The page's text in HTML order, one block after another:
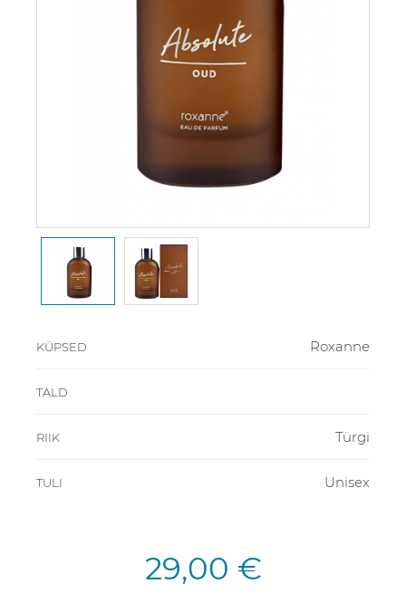
KÜPSED Roxanne
TALD
RIIK Türgi
TULI Unisex
29,00 €